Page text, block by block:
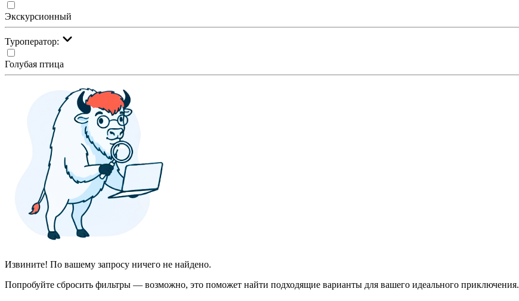
Экскурсионный
Туроператор:
Голубая птица
Извините! По вашему запросу ничего не найдено.
Попробуйте сбросить фильтры — возможно, это поможет найти подходящие варианты для вашего идеального приключения.